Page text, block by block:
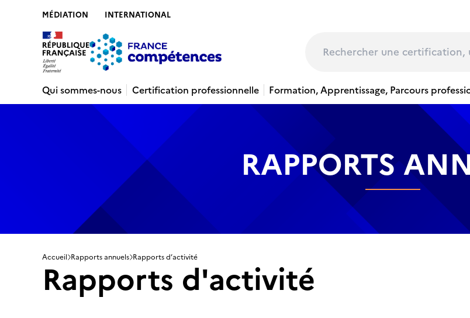
MÉDIATION INTERNATIONAL
Qui sommes-nous
Certification professionnelle Formation, Apprentissage, Parcours
RAPPORTS
Accueil Rapports annuels Rapports d’activité
Rapports d'activité